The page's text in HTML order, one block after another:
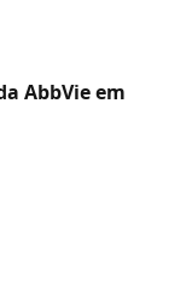
AbbVie em